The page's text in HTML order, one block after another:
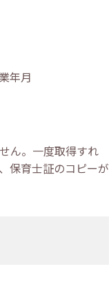
年月
ん。一度取得すれ
保育士証のコピーが